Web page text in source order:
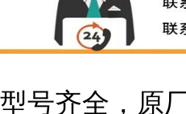
型号齐全，原